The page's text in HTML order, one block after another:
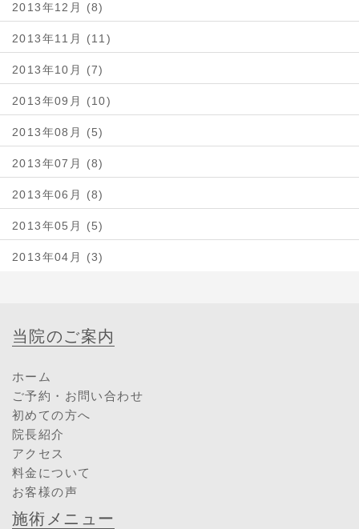
2013年12月 (8)
2013年11月 (11)
2013年10月 (7)
2013年09月 (10)
2013年08月 (5)
2013年07月 (8)
2013年06月 (8)
2013年05月 (5)
2013年04月 (3)
当院のご案内
ホーム
ご予約・お問い合わせ
初めての方へ
院長紹介
アクセス
料金について
お客様の声
施術メニュー